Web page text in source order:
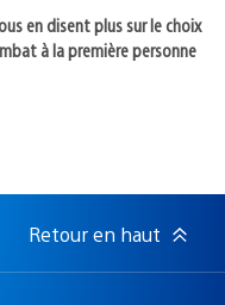
en disent plus sur le choix
à la première personne
Retour en haut